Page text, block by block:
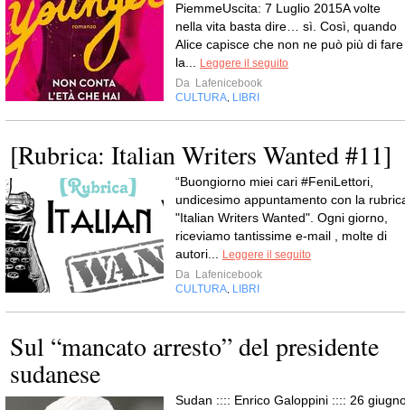
PiemmeUscita: 7 Luglio 2015A volte
nella vita basta dire… sì. Così, quando
Alice capisce che non ne può più di fare
la...
Leggere il seguito
Da Lafenicebook
CULTURA LIBRI
[Rubrica: Italian Writers Wanted #11]
“Buongiorno miei cari #FeniLettori,
undicesimo appuntamento con la
"Italian Writers Wanted". Ogni giorno,
riceviamo tantissime e-mail , molte di
autori...
Leggere il seguito
Da Lafenicebook
CULTURA LIBRI
Sul “mancato arresto” del presidente
sudanese
Sudan :::: Enrico Galoppini :::: 26